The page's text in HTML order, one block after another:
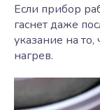
Если прибор
гаснет даже
указание на то,
нагрев.